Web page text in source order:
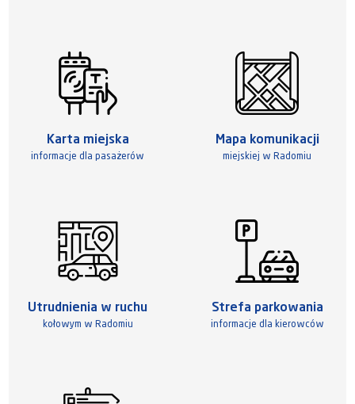
Karta miejska
informacje dla pasażerów
Mapa komunikacji
miejskiej w Radomiu
Utrudnienia w ruchu
kołowym w Radomiu
Strefa parkowania
informacje dla kierowców